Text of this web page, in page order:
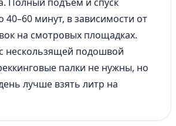
минут, в зависимости от
на смотровых площадках.
нескользящей подошвой
палки не нужны, но
лучше взять литр на